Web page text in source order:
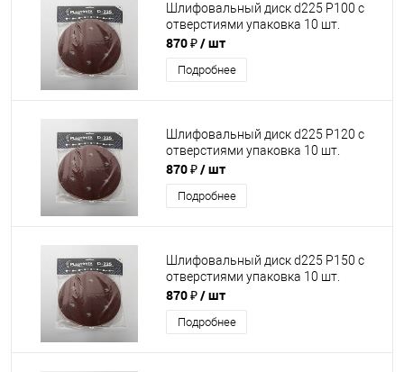
Шлифовальный диск d225 P100 с
отверстиями упаковка 10 шт.
870 ₽/ шт
Подробнее
Шлифовальный диск d225 P120 с
отверстиями упаковка 10 шт.
870 ₽/ шт
Подробнее
Шлифовальный диск d225 P150 с
отверстиями упаковка 10 шт.
870 ₽/ шт
Подробнее